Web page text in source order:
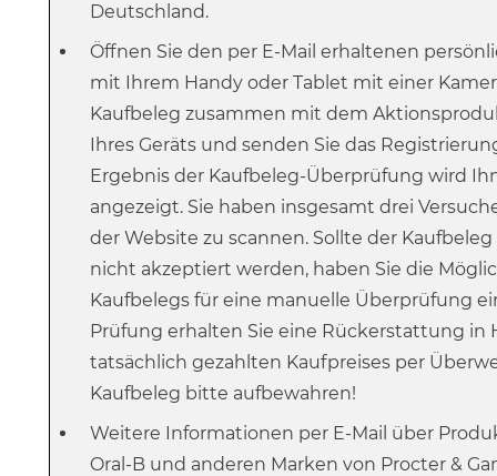
Deutschland.
Öffnen Sie den per E-Mail erhaltenen
mit Ihrem Handy oder Tablet mit einer
Kaufbeleg zusammen mit dem
Ihres Geräts und senden Sie das
Ergebnis der Kaufbeleg-Überprüfung wird
angezeigt. Sie haben insgesamt drei
der Website zu scannen. Sollte der
nicht akzeptiert werden, haben Sie die
Kaufbelegs für eine manuelle Überprüfung
Prüfung erhalten Sie eine Rückerstattung in
tatsächlich gezahlten Kaufpreises per
Kaufbeleg bitte aufbewahren!
Weitere Informationen per E-Mail über
Oral-B und anderen Marken von Procter &